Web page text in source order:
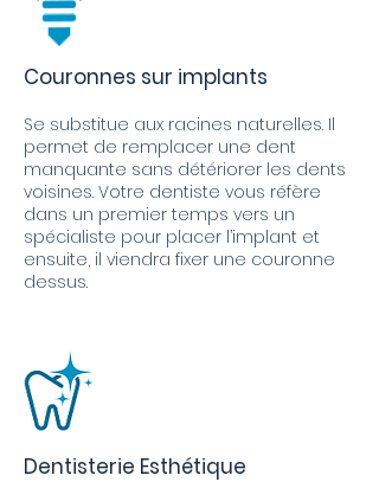
Couronnes sur implants
Se substitue aux racines naturelles. Il
permet de remplacer une dent
manquante sans détériorer les dents
voisines. Votre dentiste vous réfère
dans un premier temps vers un
spécialiste pour placer l’implant et
ensuite, il viendra fixer une couronne
dessus.
Dentisterie Esthétique